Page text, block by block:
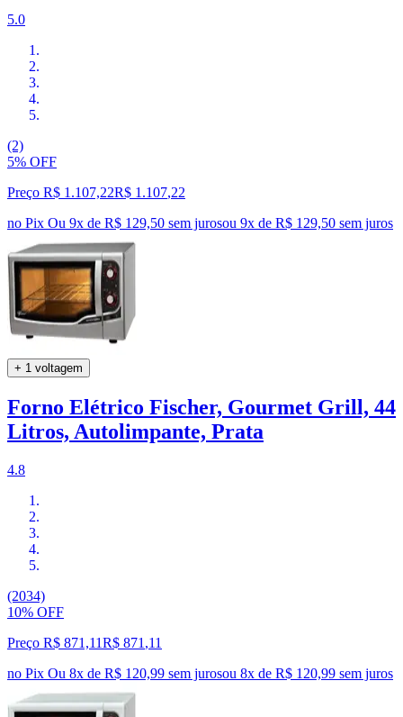
5.0
(2)
5% OFF
Preço R$ 1.107,22R$ 1.107,22
no Pix Ou 9x de R$ 129,50 sem jurosou 9x de R$ 129,50 sem juros
+ 1 voltagem
Forno Elétrico Fischer, Gourmet Grill, 44
Litros, Autolimpante, Prata
4.8
(2034)
10% OFF
Preço R$ 871,11R$ 871 ,11
no Pix Ou 8x de R$ 120,99 sem jurosou 8x de R$ 120,99 sem juros